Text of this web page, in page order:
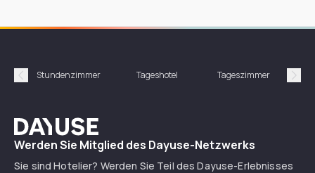
Précédent
Stundenzimmer Tageshotel Tageszimmer
Dayuse
Werden Sie Mitglied des Dayuse-Netzwerks
Sie sind Hotelier? Werden Sie Teil des Dayuse-Erlebnisses